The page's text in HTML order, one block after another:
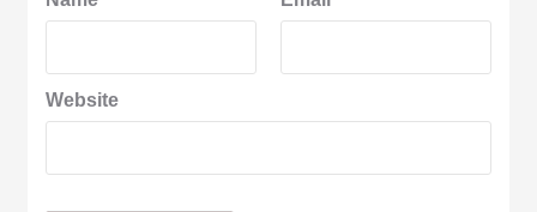
Website